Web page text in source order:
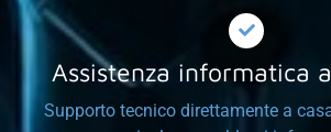
Assistenza informatica
Supporto tecnico direttamente a